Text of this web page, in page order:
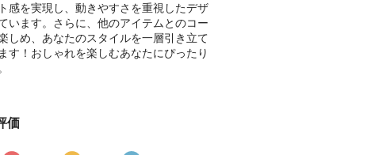
感を実現し、動きやすさを重視したデザ
います。さらに、他のアイテムとのコー
しめ、あなたのスタイルを一層引き立て
す！おしゃれを楽しむあなたにぴったり
価